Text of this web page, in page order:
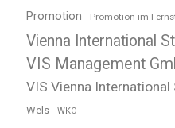
Promotion Promotion im
Vienna International
VIS Management
VIS Vienna International
Wels WKO